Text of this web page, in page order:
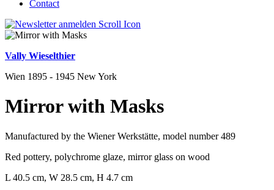
Contact
Vally Wieselthier
Wien 1895 - 1945 New York
Mirror with Masks
Manufactured by the Wiener Werkstätte, model number 489
Red pottery, polychrome glaze, mirror glass on wood
L 40.5 cm, W 28.5 cm, H 4.7 cm